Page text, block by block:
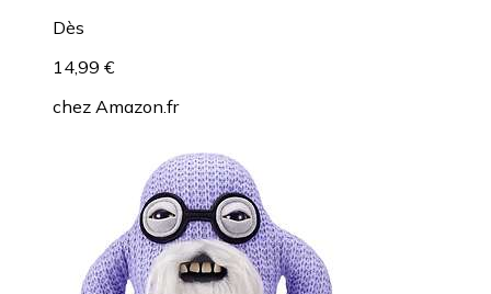
Dès
14,99 €
chez Amazon.fr